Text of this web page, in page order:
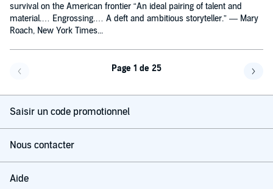
survival on the American frontier “An ideal pairing of talent and
material.… Engrossing.… A deft and ambitious storyteller.” — Mary
Roach, New York Times...
Page 1 de 25
Saisir un code promotionnel
Nous contacter
Aide